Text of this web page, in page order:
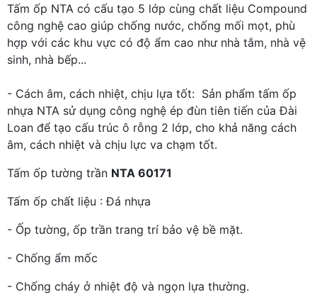
Tấm ốp NTA có cấu tạo 5 lớp cùng chất liệu Compound
công nghệ cao giúp chống nước, chống mối mọt, phù
hợp với các khu vực có độ ẩm cao như nhà tắm, nhà vệ
sinh, nhà bếp...
- Cách âm, cách nhiệt, chịu lựa tốt: Sản phẩm tấm ốp
nhựa NTA sử dụng công nghệ ép đùn tiên tiến của Đài
Loan để tạo cấu trúc ô rỗng 2 lớp, cho khả năng cách
âm, cách nhiệt và chịu lực va chạm tốt.
Tấm ốp tường trần NTA 60171
Tấm ốp chất liệu : Đá nhựa
- Ốp tường, ốp trần trang trí bảo vệ bề mặt.
- Chống ẩm mốc
- Chống cháy ở nhiệt độ và ngọn lựa thường.